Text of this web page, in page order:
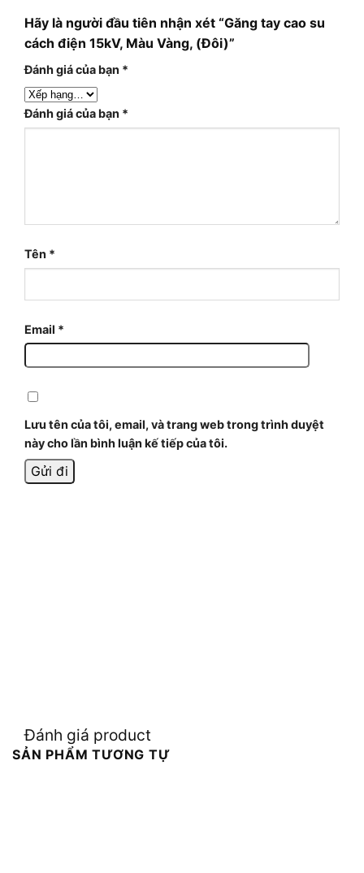
Hãy là người đầu tiên nhận xét “Găng tay cao su
cách điện 15kV, Màu Vàng, (Đôi)”
Đánh giá của bạn *
Đánh giá của bạn *
Tên *
Email *
Lưu tên của tôi, email, và trang web trong trình duyệt
này cho lần bình luận kế tiếp của tôi.
Đánh giá product
SẢN PHẨM TƯƠNG TỰ